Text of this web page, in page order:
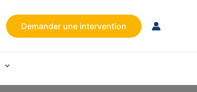
Demander une intervention